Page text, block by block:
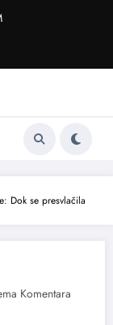
Dok se presvlačila